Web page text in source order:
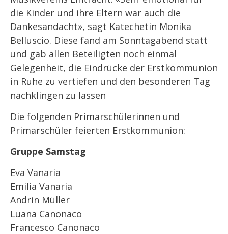
die Kinder und ihre Eltern war auch die
Dankesandacht», sagt Katechetin Monika
Belluscio. Diese fand am Sonntagabend statt
und gab allen Beteiligten noch einmal
Gelegenheit, die Eindrücke der Erstkommunion
in Ruhe zu vertiefen und den besonderen Tag
nachklingen zu lassen
Die folgenden Primarschülerinnen und
Primarschüler feierten Erstkommunion:
Gruppe Samstag
Eva Vanaria
Emilia Vanaria
Andrin Müller
Luana Canonaco
Francesco Canonaco